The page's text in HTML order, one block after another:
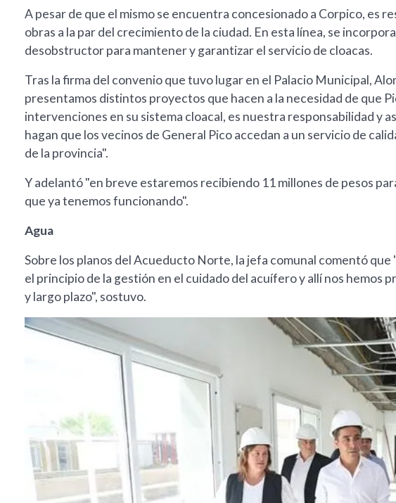
A pesar de que el mismo se encuentra concesionado a Corpico, es
obras a la par del crecimiento de la ciudad. En esta línea, se
desobstructor para mantener y garantizar el servicio de cloacas.
Tras la firma del convenio que tuvo lugar en el Palacio Municipal,
presentamos distintos proyectos que hacen a la necesidad de que
intervenciones en su sistema cloacal, es nuestra responsabilidad y
hagan que los vecinos de General Pico accedan a un servicio de
de la provincia".
Y adelantó "en breve estaremos recibiendo 11 millones de pesos
que ya tenemos funcionando".
Agua
Sobre los planos del Acueducto Norte, la jefa comunal comentó
el principio de la gestión en el cuidado del acuífero y allí nos hemos
y largo plazo", sostuvo.